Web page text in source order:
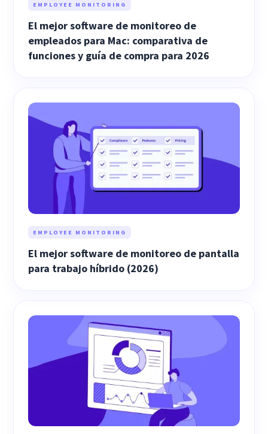
EMPLOYEE MONITORING
El mejor software de monitoreo de
empleados para Mac: comparativa de
funciones y guía de compra para 2026
EMPLOYEE MONITORING
El mejor software de monitoreo de pantalla
para trabajo híbrido (2026)